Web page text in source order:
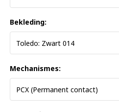
Bekleding:
Mechanismes: